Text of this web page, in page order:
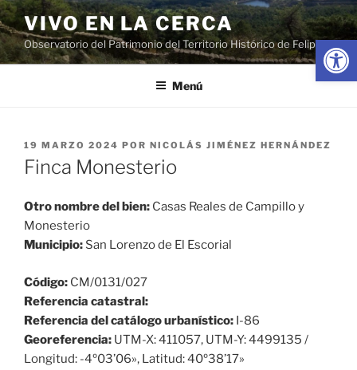
Abrir
Saltar
al
contenido
VIVO EN LA CERCA
Observatorio del Patrimonio del Territorio Histórico de Felipe II
Menú
PUBLICADO
EL
19 MARZO 2024 POR NICOLÁS JIMÉNEZ HERNÁNDEZ
Finca Monesterio
Otro nombre del bien: Casas Reales de Campillo y
Monesterio
Municipio: San Lorenzo de El Escorial
Código: CM/0131/027
Referencia catastral:
Referencia del catálogo urbanístico: I-86
Georeferencia: UTM-X: 411057, UTM-Y: 4499135 /
Longitud: -4º03’06», Latitud: 40º38’17»